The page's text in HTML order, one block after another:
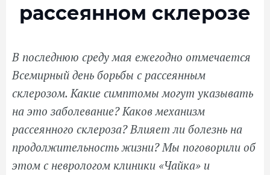
рассеянном склерозе
В последнюю среду мая ежегодно отмечается
Всемирный день борьбы с рассеянным
склерозом. Какие симптомы могут указывать
на это заболевание? Каков механизм
рассеянного склероза? Влияет ли болезнь на
продолжительность жизни? Мы поговорили об
этом с неврологом клиники «Чайка» и